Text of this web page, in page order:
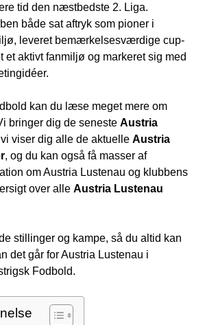
tid den næstbedste 2. Liga.
både sat aftryk som pioner i
leveret bemærkelsesværdige cup-
et aktivt fanmiljø og markeret sig med
kan du læse meget mere om
bringer dig de seneste Austria
vi viser dig alle de aktuelle Austria
, og du kan også få masser af
om Austria Lustenau og klubbens
over alle Austria Lustenau
stillinger og kampe, så du altid kan
det går for Austria Lustenau i
Fodbold.